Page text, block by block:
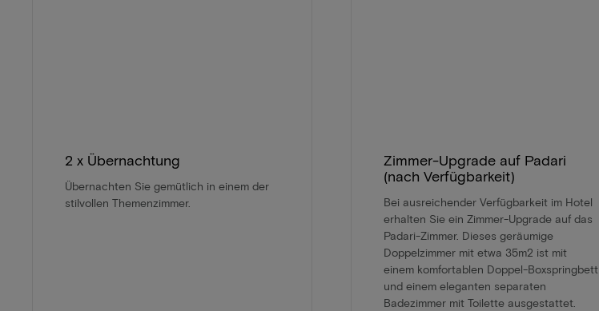
2 x Übernachtung
Übernachten Sie gemütlich in einem der
stilvollen Themenzimmer.
Zimmer-Upgrade auf Padari
(nach Verfügbarkeit)
Bei ausreichender Verfügbarkeit im Hotel
erhalten Sie ein Zimmer-Upgrade auf das
Padari-Zimmer. Dieses geräumige
Doppelzimmer mit etwa 35m2 ist mit
einem komfortablen Doppel-Boxspringbett
und einem eleganten separaten
Badezimmer mit Toilette ausgestattet.